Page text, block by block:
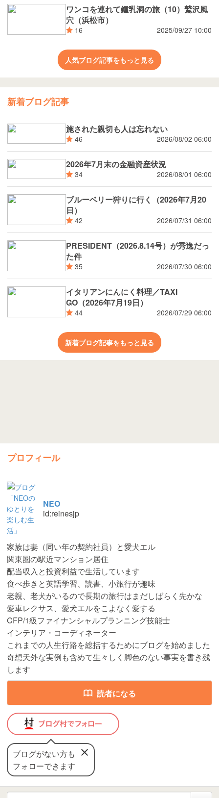
ワンコを連れて鍾乳洞の旅（10）鷲沢風
穴（浜松市）
16 2025/09/27 10:00
人気ブログ記事をもっと見る
新着ブログ記事
施された親切も人は忘れない
46 2026/08/02 06:00
2026年7月末の金融資産状況
34 2026/08/01 06:00
ブルーベリー狩りに行く（2026年7月20
日）
42 2026/07/31 06:00
PRESIDENT（2026.8.14号）が秀逸だっ
た件
35 2026/07/30 06:00
イタリアンにんにく料理／TAXI
GO（2026年7月19日）
44 2026/07/29 06:00
新着ブログ記事をもっと見る
プロフィール
NEO
id:reinesjp
家族は妻（同い年の契約社員）と愛犬エル
関東圏の駅近マンション居住
配当収入と投資利益で生活しています
食べ歩きと英語学習、読書、小旅行が趣味
老親、老犬がいるので長期の旅行はまだしばらく先かな
愛車レクサス、愛犬エルをこよなく愛する
CFP/1級ファイナンシャルプランニング技能士
インテリア・コーディネーター
これまでの人生行路を総括するためにブログを始めました
奇想天外な実例も含めて生々しく脚色のない事実を書き残
します
読者になる
ブログがない方も
フォローできます